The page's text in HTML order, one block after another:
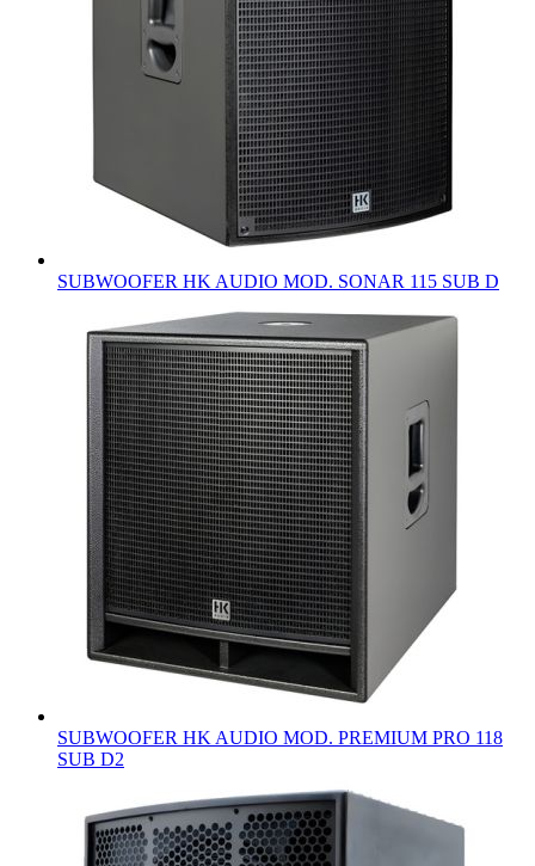
SUBWOOFER HK AUDIO MOD. SONAR 115 SUB D
SUBWOOFER HK AUDIO MOD. PREMIUM PRO 118
SUB D2